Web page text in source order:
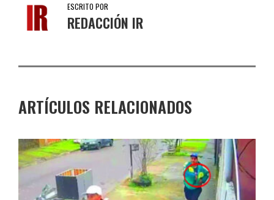
ESCRITO POR
REDACCIÓN IR
ARTÍCULOS RELACIONADOS